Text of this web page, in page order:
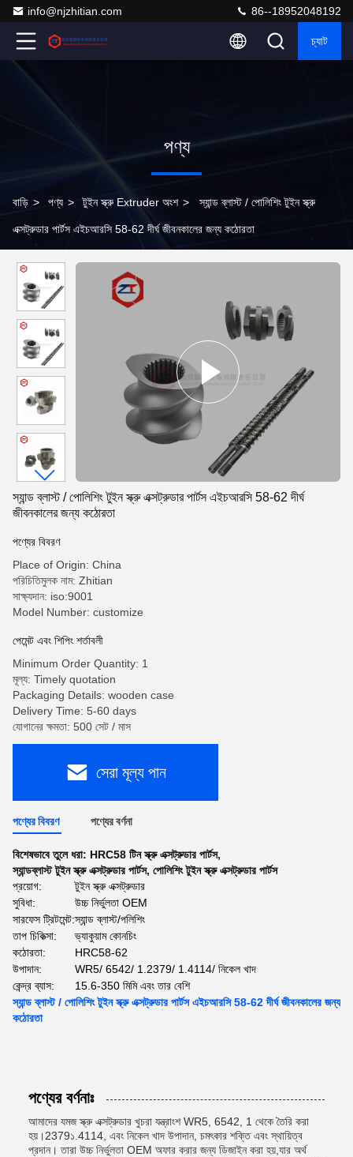
info@njzhitian.com 86--18952048192
চ্যাট
পণ্য
বাড়ি > পণ্য > টুইন স্ক্রু Extruder অংশ > স্যান্ড ব্লাস্ট / পোলিশিং টুইন স্ক্রু
এক্সট্রুডার পার্টস এইচআরসি 58-62 দীর্ঘ জীবনকালের জন্য কঠোরতা
স্যান্ড ব্লাস্ট / পোলিশিং টুইন স্ক্রু এক্সট্রুডার পার্টস এইচআরসি 58-62 দীর্ঘ
জীবনকালের জন্য কঠোরতা
পণ্যের বিবরণ
Place of Origin: China
পরিচিতিমুলক নাম: Zhitian
সাক্ষ্যদান: iso:9001
Model Number: customize
পেমেন্ট এবং শিপিং শর্তাবলী
Minimum Order Quantity: 1
মূল্য: Timely quotation
Packaging Details: wooden case
Delivery Time: 5-60 days
যোগানের ক্ষমতা: 500 সেট / মাস
সেরা মূল্য পান
পণ্যের বিবরণ পণ্যের বর্ণনা
বিশেষভাবে তুলে ধরা: HRC58 টিন স্ক্রু এক্সট্রুডার পার্টস,
স্যান্ডব্লাস্ট টুইন স্ক্রু এক্সট্রুডার পার্টস, পোলিশিং টুইন স্ক্রু এক্সট্রুডার পার্টস
প্রয়োগ:
টুইন স্ক্রু এক্সট্রুডার
সুবিধা:
উচ্চ নির্ভুলতা OEM
সারফেস ট্রিটমেন্ট:স্যান্ড ব্লাস্ট/পলিশিং
তাপ চিকিত্সা:
ভ্যাকুয়াম কোনচিং
কঠোরতা:
HRC58-62
উপাদান:
WR5/ 6542/ 1.2379/ 1.4114/ নিকেল খাদ
কেন্দ্র ব্যাস:
15.6-350 মিমি এবং তার বেশি
স্যান্ড ব্লাস্ট / পোলিশিং টুইন স্ক্রু এক্সট্রুডার পার্টস এইচআরসি 58-62 দীর্ঘ জীবনকালের জন্য
কঠোরতা
পণ্যের বর্ণনাঃ
আমাদের যমজ স্ক্রু এক্সট্রুডার খুচরা যন্ত্রাংশ WR5, 6542, 1 থেকে তৈরি করা
হয়।2379১.4114, এবং নিকেল খাদ উপাদান, চমৎকার শক্তি এবং স্থায়িত্ব
প্রদান। তারা উচ্চ নির্ভুলতা OEM অফার করার জন্য ডিজাইন করা হয়,যার অর্থ